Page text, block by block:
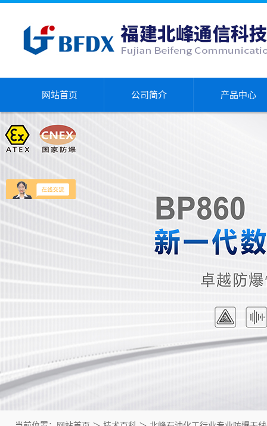
网站首页 公司简介 产品中心